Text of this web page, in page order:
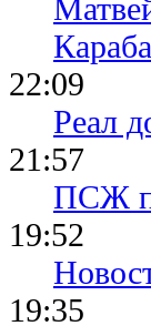
22:09
Реал
21:57
ПСЖ
19:52
19:35